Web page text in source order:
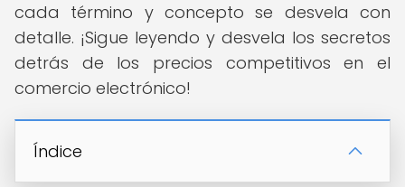
cada término y concepto se desvela con
detalle. ¡Sigue leyendo y desvela los secretos
detrás de los precios competitivos en el
comercio electrónico!
Índice